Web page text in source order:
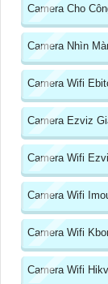
Camera Cho
Camera Nhìn
Camera Wifi
Camera Ezviz
Camera Wifi
Camera Wifi
Camera Wifi
Camera Wifi